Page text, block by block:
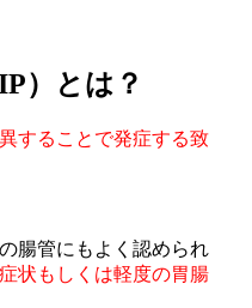
）とは？
することで発症する致
腸管にもよく認められ
状もしくは軽度の胃腸